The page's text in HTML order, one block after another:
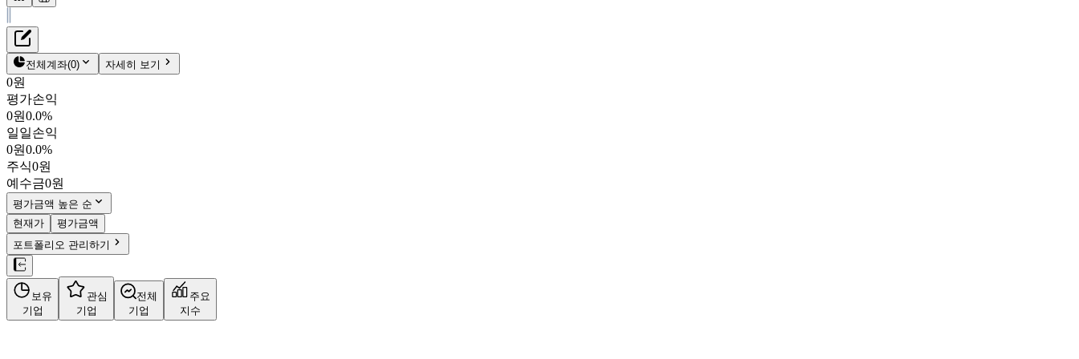
동남합성
29,200원
023450
KOSPI
시가총액
PBR1.85
PER13.06
fPER -
배당수익률5.39%
자사주비율4.29%
결산월12월
사업정보
더보기
재무정보
펀더멘탈
밸류에이션
주주환원
주식정보
전체계좌(0) 자세히 보기
0원
평가손익
0원0.0%
일일손익
0원0.0%
주식0원
예수금0원
평가금액 높은 순
현재가
평가금액
포트폴리오 관리하기
보유
기업
관심
기업
전체
기업
주요
지수